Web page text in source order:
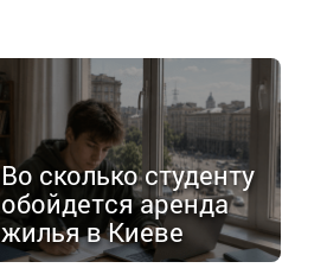
Во сколько студенту
обойдется аренда
жилья в Киеве